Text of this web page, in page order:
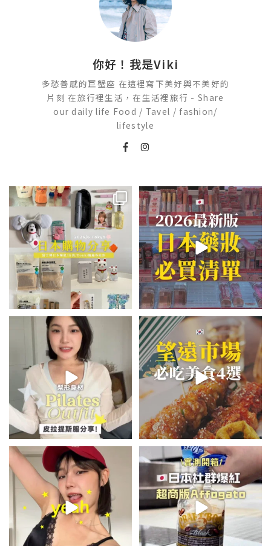
你好！我是Viki
多愁善感的巨蟹座 在這裡寫下美好與不美好的
片刻 在旅行裡生活，在生活裡旅行 - Share
our daily life Food / Tavel / fashion/
lifestyle
💭留言「免費」傳日本藥妝店/百
貨/機場/Donki/折價券給你...
75 22
2026🇯🇵日本藥妝店必買什麼
日本最近紅什麼？...
118 20
💭留言「美背」傳🔗給你！
🏷️#吉推韓國 🇰🇷
...
48 20
\🇰🇷韓國望遠市場4家必吃美食
😋/
💭留言「望遠市場」傳地址給你
340 59
summer outfit⋆.˚✮🎧✮˚.⋆
夏日穿搭最需要單品！...
754 43
\🇯🇵日本爆紅!超商版Affogato
🍨☕️/
🏷️#吉推日本🇯🇵...
116 26